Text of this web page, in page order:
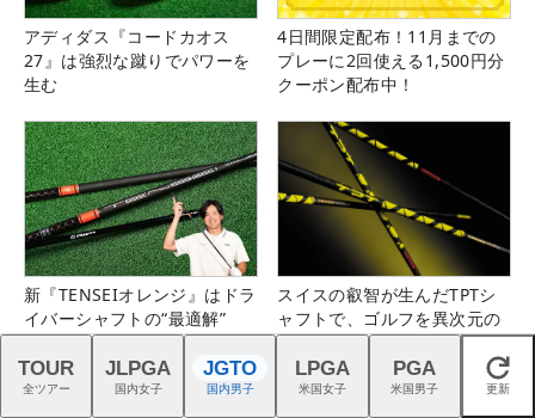
アディダス『コードカオス
27』は強烈な蹴りでパワーを
生む
4日間限定配布！11月までの
プレーに2回使える1,500円分
クーポン配布中！
新『TENSEIオレンジ』はドラ
イバーシャフトの“最適解”
スイスの叡智が生んだTPTシ
ャフトで、ゴルフを異次元の
世界へ
閉じる
TOUR
全ツアー
JLPGA
国内女子
JGTO
国内男子
LPGA
米国女子
PGA
米国男子 更新